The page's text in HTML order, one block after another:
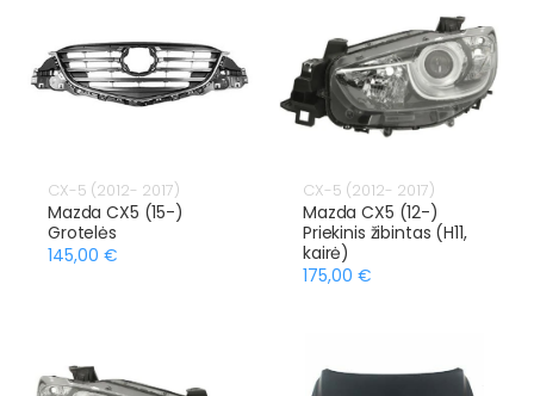
CX-5 (2012- 2017)
Mazda CX5 (15-)
Grotelės
145,00 €
CX-5 (2012- 2017)
Mazda CX5 (12-)
Priekinis žibintas (H11,
kairė)
175,00 €